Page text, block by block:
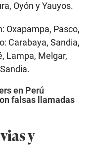
Oyón y Yauyos.
Oxapampa, Pasco,
Carabaya, Sandia,
Lampa, Melgar,
en Perú
falsas llamadas
y